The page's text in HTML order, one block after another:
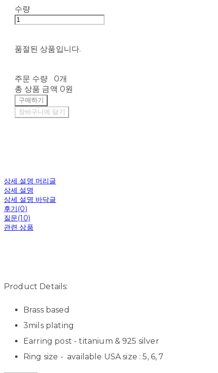
수량
품절된 상품입니다.
주문 수량
0개
총 상품 금액 0원
구매하기
장바구니에 담기
상세 설명 머리글
상세 설명
상세 설명 바닥글
후기(0)
질문(10)
관련 상품
Product Details:
Brass based
3mils plating
Earring post - titanium & 925 silver
Ring size - available USA size : 5, 6, 7